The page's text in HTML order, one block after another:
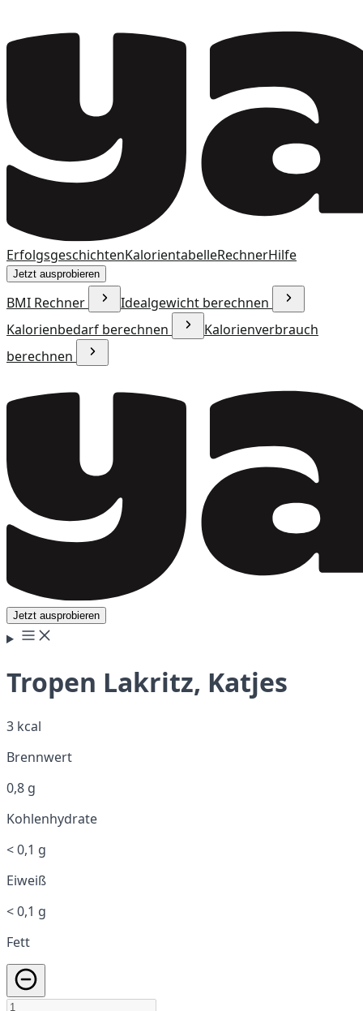
ErfolgsgeschichtenKalorientabelleRechnerHilfe
Jetzt ausprobieren
BMI Rechner
Idealgewicht berechnen
Kalorienbedarf berechnen
Kalorienverbrauch
berechnen
Jetzt ausprobieren
Tropen Lakritz, Katjes
3 kcal
Brennwert
0,8 g
Kohlenhydrate
< 0,1 g
Eiweiß
< 0,1 g
Fett